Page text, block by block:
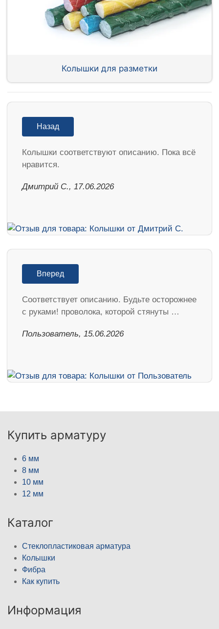
Колышки для разметки
Назад
Колышки соответствуют описанию. Пока всё
нравится.
Дмитрий С., 17.06.2026
Вперед
Соответствует описанию. Будьте осторожнее
с руками! проволока, которой стянуты …
Пользователь, 15.06.2026
Купить арматуру
6 мм
8 мм
10 мм
12 мм
Каталог
Стеклопластиковая арматура
Колышки
Фибра
Как купить
Информация